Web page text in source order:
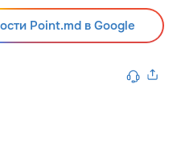
Point.md в Google